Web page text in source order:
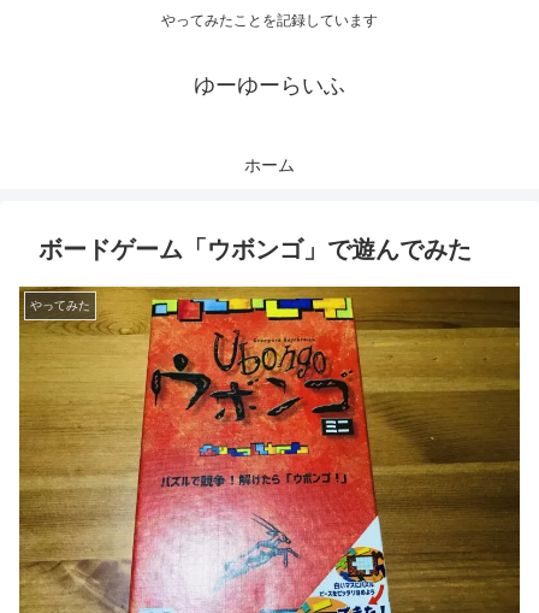
やってみたことを記録しています
ゆーゆーらいふ
ホーム
ボードゲーム「ウボンゴ」で遊んでみた
やってみた